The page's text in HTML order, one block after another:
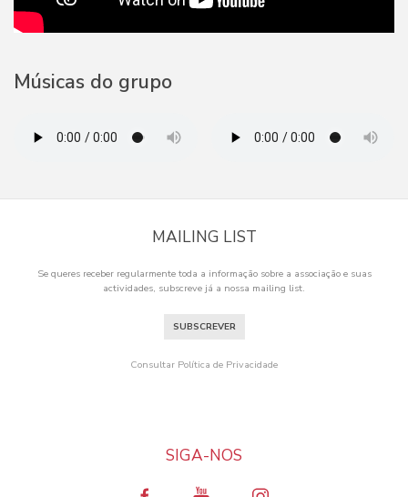
Músicas do grupo
MAILING LIST
Se queres receber regularmente toda a informação sobre a associação e suas
actividades, subscreve já a nossa mailing list.
SUBSCREVER
Consultar Política de Privacidade
SIGA-NOS